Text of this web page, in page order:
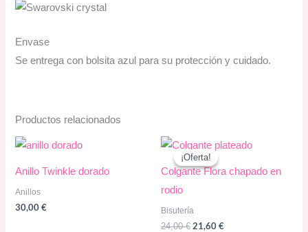
Envase
Se entrega con bolsita azul para su protección y cuidado.
Productos relacionados
Anillo Twinkle dorado
Anillos
30,00€
¡Oferta!
¡Oferta!
Colgante Flora chapado en
rodio
Bisutería
24,00€ El
21,60€